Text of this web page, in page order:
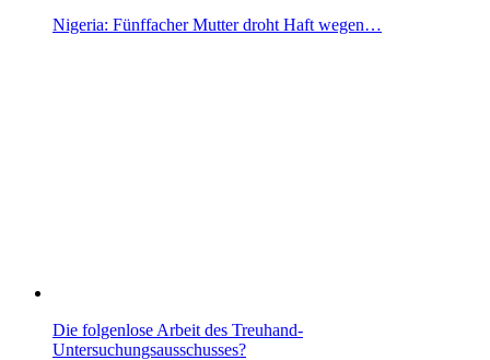
Nigeria: Fünffacher Mutter droht Haft wegen…
Die folgenlose Arbeit des Treuhand-
Untersuchungsausschusses?